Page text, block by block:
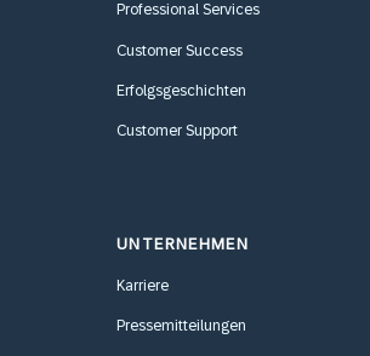
Professional Services
Customer Success
Erfolgsgeschichten
Customer Support
UNTERNEHMEN
Karriere
Pressemitteilungen